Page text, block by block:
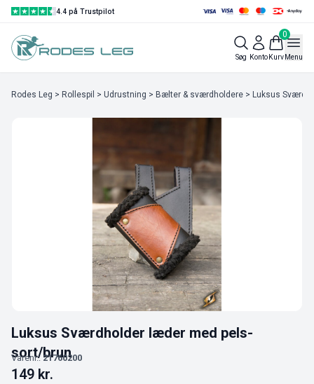
4.4 på Trustpilot
Søg Konto
0
KurvMenu
Rodes Leg > Rollespil > Udrustning > Bælter & sværdholdere > Luksus
Luksus Sværdholder læder med pels-
sort/brun
Varenr.: 21760200
149 kr.